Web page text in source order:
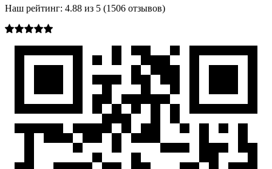
Наш рейтинг: 4.88 из 5 (1506 отзывов)